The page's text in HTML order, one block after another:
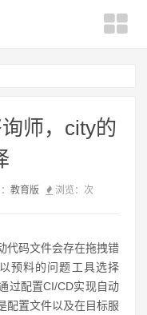
师，city的
教育版 浏览： 次
代码文件会存在拖拽错
预料的问题工具选择
过配置CI/CD实现自动
配置文件以及在目标服